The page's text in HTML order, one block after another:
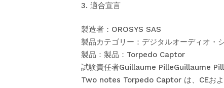
3. 適合宣言
製造者：OROSYS SAS
製品カテゴリー：デジタルオーディオ・
製品：製品：Torpedo Captor
試験責任者Guillaume PilleGuillaume
Two notes Torpedo Captor は、CEおよ